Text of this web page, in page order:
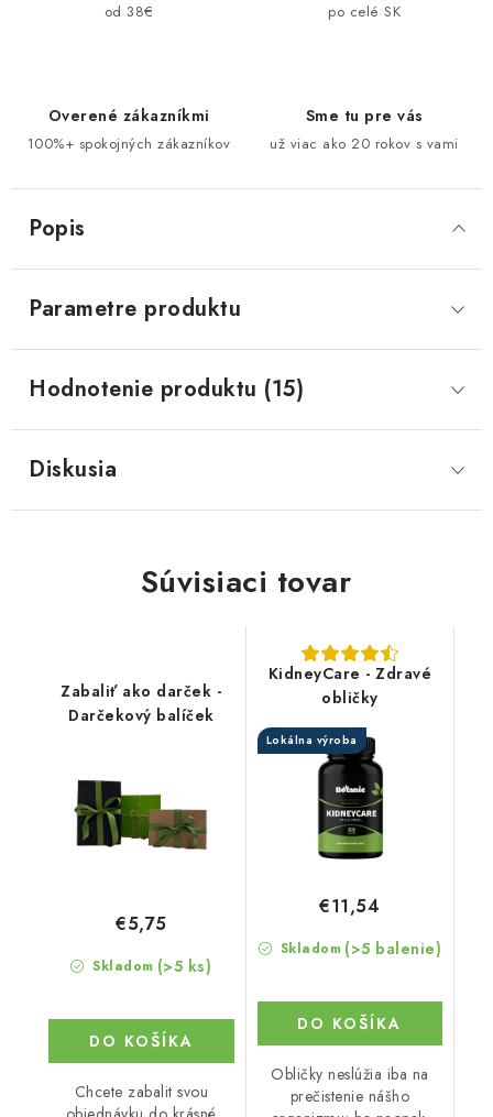
od 38€ po celé SK
Overené zákazníkmi
100%+ spokojných zákazníkov
Sme tu pre vás
už viac ako 20 rokov s vami
Popis
Parametre produktu
Hodnotenie produktu (15)
Diskusia
Súvisiaci tovar
Zabaliť ako darček -
Darčekový balíček
Skladom (>5 ks)
€5,75
DO KOŠÍKA
Chcete zabalit svou
KidneyCare - Zdravé
obličky
Lokálna výroba
Skladom (>5 balenie)
€11,54
DO KOŠÍKA
Obličky neslúžia iba na
prečistenie nášho